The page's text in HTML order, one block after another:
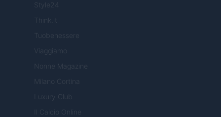
Style24
Think.it
Tuobenessere
Viaggiamo
Nonne Magazine
Milano Cortina
Luxury Club
Il Calcio Online